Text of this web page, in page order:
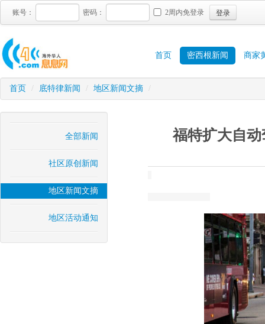
账号： 密码： 2周内免登录 登录
首页 密西根新闻 商家
首页 / 底特律新闻 / 地区新闻文摘 /
全部新闻
社区原创新闻
地区新闻文摘
地区活动通知
福特扩大自